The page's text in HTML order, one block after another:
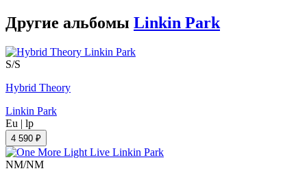
Другие альбомы Linkin Park
S/S
Hybrid Theory
Linkin Park
Eu | lp
4 590 ₽
NM/NM